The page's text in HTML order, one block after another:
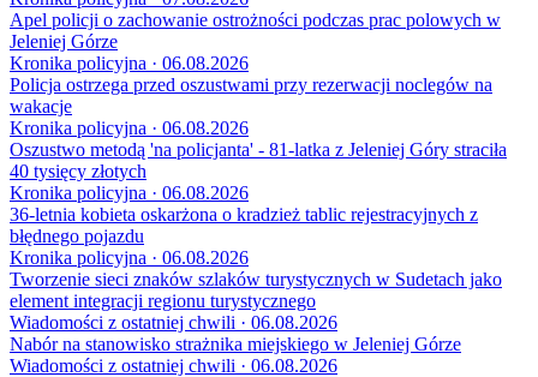
Apel policji o zachowanie ostrożności podczas prac polowych w
Jeleniej Górze
Kronika policyjna · 06.08.2026
Policja ostrzega przed oszustwami przy rezerwacji noclegów na
wakacje
Kronika policyjna · 06.08.2026
Oszustwo metodą 'na policjanta' - 81-latka z Jeleniej Góry straciła
40 tysięcy złotych
Kronika policyjna · 06.08.2026
36-letnia kobieta oskarżona o kradzież tablic rejestracyjnych z
błędnego pojazdu
Kronika policyjna · 06.08.2026
Tworzenie sieci znaków szlaków turystycznych w Sudetach jako
element integracji regionu turystycznego
Wiadomości z ostatniej chwili · 06.08.2026
Nabór na stanowisko strażnika miejskiego w Jeleniej Górze
Wiadomości z ostatniej chwili · 06.08.2026